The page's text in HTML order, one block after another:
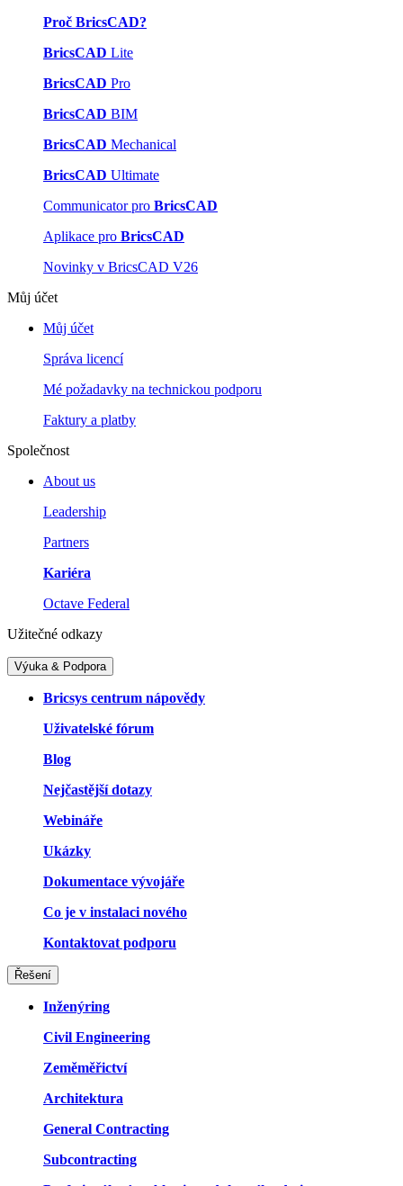
Proč BricsCAD?
BricsCAD Lite
BricsCAD Pro
BricsCAD BIM
BricsCAD Mechanical
BricsCAD Ultimate
Communicator pro BricsCAD
Aplikace pro BricsCAD
Novinky v BricsCAD V26
Můj účet
Můj účet
Správa licencí
Mé požadavky na technickou podporu
Faktury a platby
Společnost
About us
Leadership
Partners
Kariéra
Octave Federal
Užitečné odkazy
Výuka & Podpora
Bricsys centrum nápovědy
Uživatelské fórum
Blog
Nejčastější dotazy
Webináře
Ukázky
Dokumentace vývojáře
Co je v instalaci nového
Kontaktovat podporu
Řešení
Inženýring
Civil Engineering
Zeměměřictví
Architektura
General Contracting
Subcontracting